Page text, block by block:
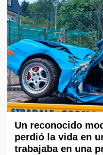
Un reconocido
perdió la vida en
trabajaba en una